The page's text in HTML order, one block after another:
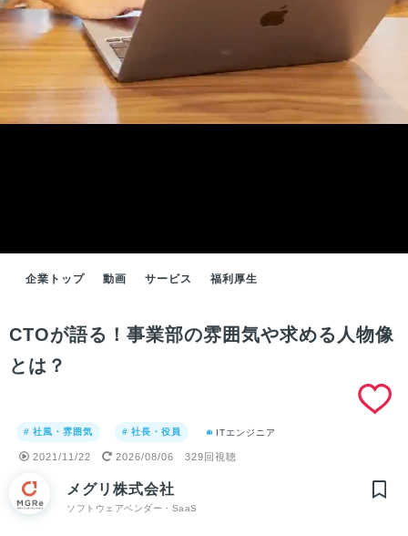
企業トップ 動画 サービス 福利厚生
CTOが語る！事業部の雰囲気や求める人物像
とは？
# 社風・雰囲気 # 社長・役員 ITエンジニア
2021/11/22 2026/08/06 329回視聴
メグリ株式会社
ソフトウェアベンダー・SaaS